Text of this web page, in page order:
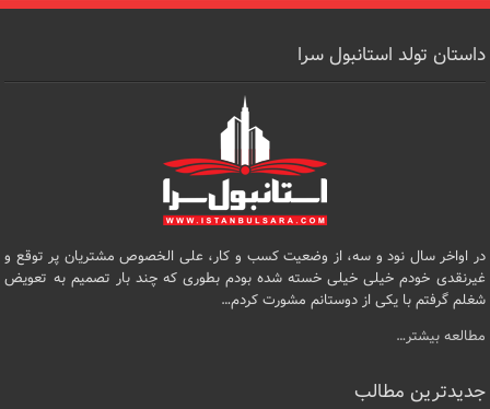
داستان تولد استانبول سرا
در اواخر سال نود و سه، از وضعیت کسب و کار، علی الخصوص مشتریان پر توقع و
غیرنقدی خودم خیلی خیلی خسته شده بودم بطوری که چند بار تصمیم به تعویض
شغلم گرفتم با یکی از دوستانم مشورت کردم…
مطالعه بیشتر…
جدیدترین مطالب